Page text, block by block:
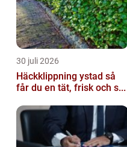
30 juli 2026
Häckklippning ystad så
får du en tät, frisk och s...